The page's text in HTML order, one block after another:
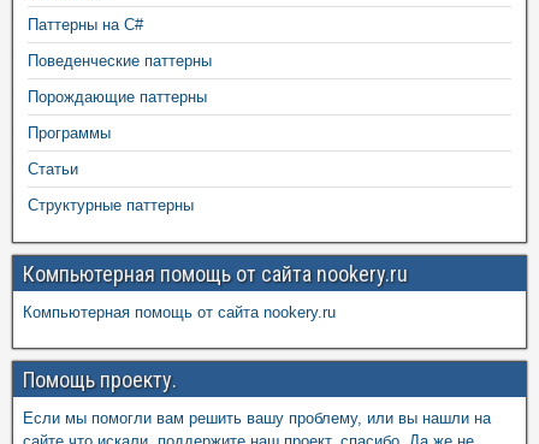
Паттерны на C#
Поведенческие паттерны
Порождающие паттерны
Программы
Статьи
Структурные паттерны
Компьютерная помощь от сайта nookery.ru
Компьютерная помощь от сайта nookery.ru
Помощь проекту.
Если мы помогли вам решить вашу проблему, или вы нашли на